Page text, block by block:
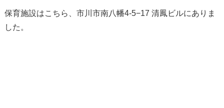
保育施設はこちら、市川市南八幡4-5−17 清鳳ビルにありま
した。